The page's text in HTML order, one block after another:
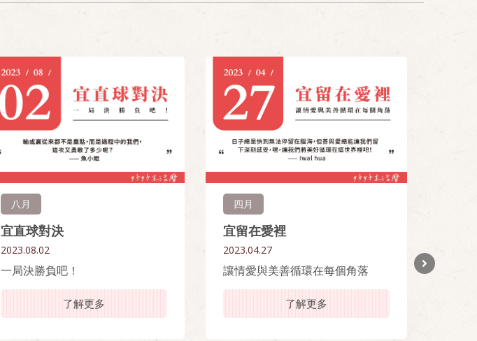
八月
宜直球對決
2023.08.02
一局決勝負吧！
了解更多
四月
宜留在愛裡
2023.04.27
讓情愛與美善循環在每個角落
了解更多